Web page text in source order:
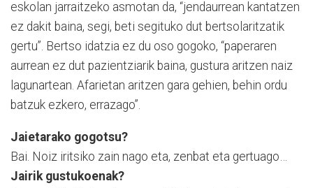
eskolan jarraitzeko asmotan da, “jendaurrean kantatzen
ez dakit baina, segi, beti segituko dut bertsolaritzatik
gertu”. Bertso idatzia ez du oso gogoko, “paperaren
aurrean ez dut pazientziarik baina, gustura aritzen naiz
lagunartean. Afarietan aritzen gara gehien, behin ordu
batzuk ezkero, errazago”.
Jaietarako gogotsu?
Bai. Noiz iritsiko zain nago eta, zenbat eta gertuago…
Jairik gustukoenak?